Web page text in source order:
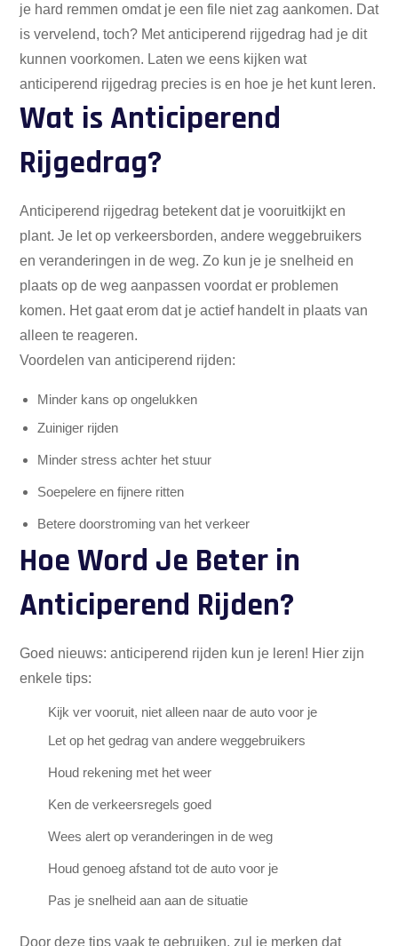
je hard remmen omdat je een file niet zag aankomen. Dat
is vervelend, toch? Met anticiperend rijgedrag had je dit
kunnen voorkomen. Laten we eens kijken wat
anticiperend rijgedrag precies is en hoe je het kunt leren.
Wat is Anticiperend
Rijgedrag?
Anticiperend rijgedrag betekent dat je vooruitkijkt en
plant. Je let op verkeersborden, andere weggebruikers
en veranderingen in de weg. Zo kun je je snelheid en
plaats op de weg aanpassen voordat er problemen
komen. Het gaat erom dat je actief handelt in plaats van
alleen te reageren.
Voordelen van anticiperend rijden:
Minder kans op ongelukken
Zuiniger rijden
Minder stress achter het stuur
Soepelere en fijnere ritten
Betere doorstroming van het verkeer
Hoe Word Je Beter in
Anticiperend Rijden?
Goed nieuws: anticiperend rijden kun je leren! Hier zijn
enkele tips:
Kijk ver vooruit, niet alleen naar de auto voor je
Let op het gedrag van andere weggebruikers
Houd rekening met het weer
Ken de verkeersregels goed
Wees alert op veranderingen in de weg
Houd genoeg afstand tot de auto voor je
Pas je snelheid aan aan de situatie
Door deze tips vaak te gebruiken, zul je merken dat